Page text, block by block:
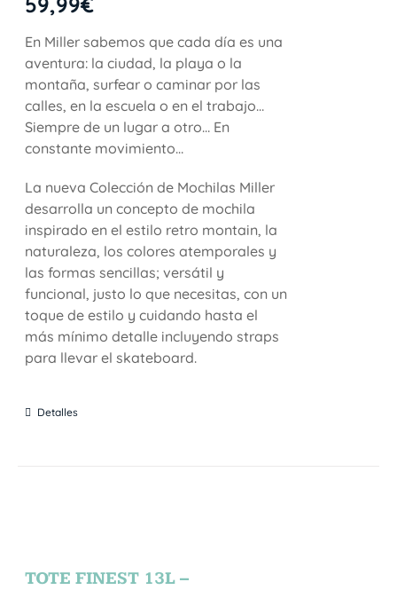
En Miller sabemos que cada día es una
aventura: la ciudad, la playa o la
montaña, surfear o caminar por las
calles, en la escuela o en el trabajo…
Siempre de un lugar a otro… En
constante movimiento…
La nueva Colección de Mochilas Miller
desarrolla un concepto de mochila
inspirado en el estilo retro montain, la
naturaleza, los colores atemporales y
las formas sencillas; versátil y
funcional, justo lo que necesitas, con un
toque de estilo y cuidando hasta el
más mínimo detalle incluyendo straps
para llevar el skateboard.
Detalles
TOTE FINEST 13L –